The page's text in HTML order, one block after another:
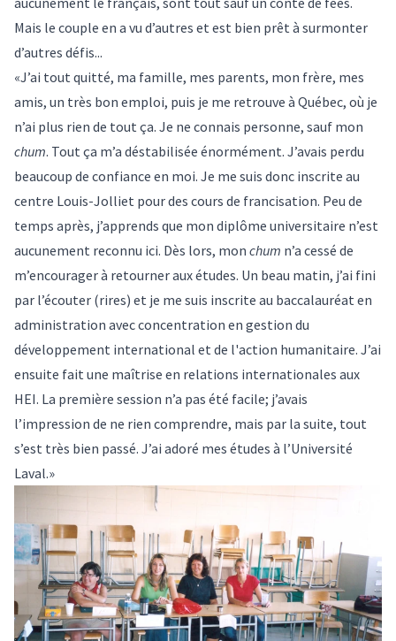
Mais le couple en a vu d’autres et est bien prêt à surmonter
d’autres défis...
«J’ai tout quitté, ma famille, mes parents, mon frère, mes
amis, un très bon emploi, puis je me retrouve à Québec, où je
n’ai plus rien de tout ça. Je ne connais personne, sauf mon
chum. Tout ça m’a déstabilisée énormément. J’avais perdu
beaucoup de confiance en moi. Je me suis donc inscrite au
centre Louis-Jolliet pour des cours de francisation. Peu de
temps après, j’apprends que mon diplôme universitaire n’est
aucunement reconnu ici. Dès lors, mon chum n’a cessé de
m’encourager à retourner aux études. Un beau matin, j’ai fini
par l’écouter (rires) et je me suis inscrite au baccalauréat en
administration avec concentration en gestion du
développement international et de l'action humanitaire. J’ai
ensuite fait une maîtrise en relations internationales aux
HEI. La première session n’a pas été facile; j’avais
l’impression de ne rien comprendre, mais par la suite, tout
s’est très bien passé. J’ai adoré mes études à l’Université
Laval.»